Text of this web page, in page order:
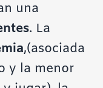
una
. La
,(asociada
y la menor